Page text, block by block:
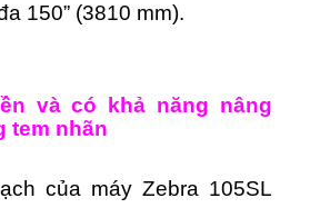
150” (3810 mm).
và có khả năng nâng
tem nhãn
của máy Zebra 105SL